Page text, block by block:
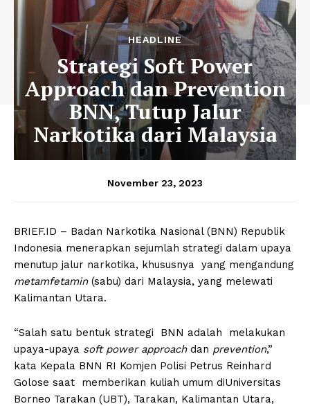
HEADLINE
Strategi Soft Power
Approach dan Prevention
BNN, Tutup Jalur
Narkotika dari Malaysia
November 23, 2023
BRIEF.ID – Badan Narkotika Nasional (BNN) Republik
Indonesia menerapkan sejumlah strategi dalam upaya
menutup jalur narkotika, khususnya yang mengandung
metamfetamin(sabu) dari Malaysia, yang melewati
Kalimantan Utara.
“Salah satu bentuk strategi BNN adalah melakukan
upaya-upaya soft power approachdan prevention,”
kata Kepala BNN RI Komjen Polisi Petrus Reinhard
Golose saat memberikan kuliah umum diUniversitas
Borneo Tarakan (UBT), Tarakan, Kalimantan Utara,